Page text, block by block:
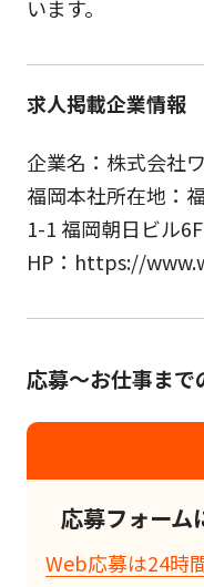
います。
求人掲載企業情報
企業名：株式会社
福岡本社所在地：
1-1 福岡朝日ビル6F
HP：https://
応募～お仕事まで
応募フォーム
Web応募は24時